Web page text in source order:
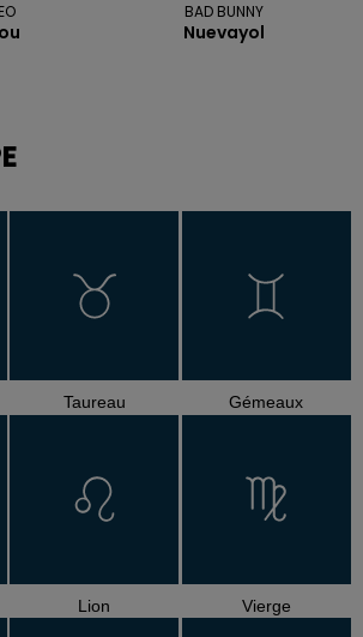
BAD BUNNY
Nuevayol
Taureau Gémeaux
Lion Vierge